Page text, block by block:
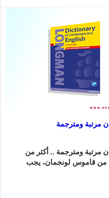
مرتبة ومترجمة
مرتبة ومترجمة .. أكثر من
من قاموس لونجمان، يجب